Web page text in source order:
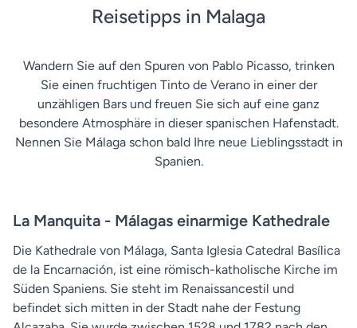
Reisetipps in Malaga
Wandern Sie auf den Spuren von Pablo Picasso, trinken
Sie einen fruchtigen Tinto de Verano in einer der
unzähligen Bars und freuen Sie sich auf eine ganz
besondere Atmosphäre in dieser spanischen Hafenstadt.
Nennen Sie Málaga schon bald Ihre neue Lieblingsstadt in
Spanien.
La Manquita - Málagas einarmige Kathedrale
Die Kathedrale von Málaga, Santa Iglesia Catedral Basílica
de la Encarnación, ist eine römisch-katholische Kirche im
Süden Spaniens. Sie steht im Renaissancestil und
befindet sich mitten in der Stadt nahe der Festung